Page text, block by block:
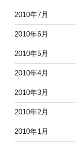
2010年7月
2010年6月
2010年5月
2010年4月
2010年3月
2010年2月
2010年1月